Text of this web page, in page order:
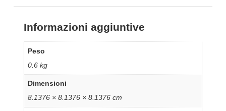
Informazioni aggiuntive
Peso
0.6 kg
Dimensioni
8.1376 × 8.1376 × 8.1376 cm